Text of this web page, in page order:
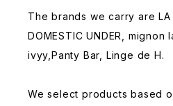
The brands we carry are LA
DOMESTIC UNDER, mignon
ivyy,Panty Bar, Linge de H.
We select products based